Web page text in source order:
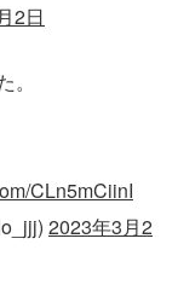
2日
CLn5mCiinI
2023年3月2